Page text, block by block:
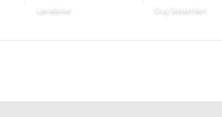
Lavabolar
Duş Sistemleri